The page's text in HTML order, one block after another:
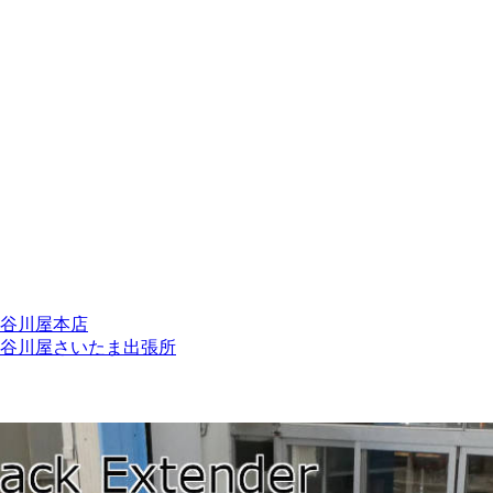
川屋本店
川屋さいたま出張所